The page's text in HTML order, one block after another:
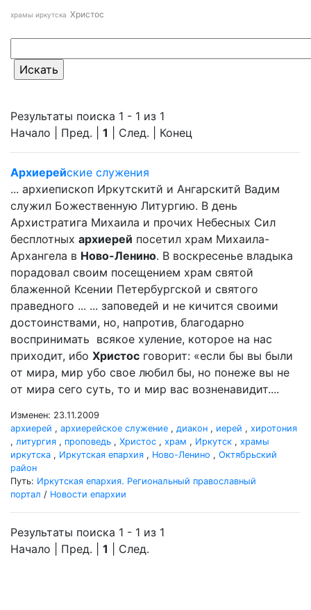
храмы иркутска Христос
Результаты поиска 1 - 1 из 1
Начало | Пред. | 1 | След. | Конец
Архиерейские служения
... архиепископ Иркутскитй и Ангарскитй Вадим
служил Божественную Литургию. В день
Архистратига Михаила и прочих Небесных Сил
бесплотных архиерей посетил храм Михаила-
Архангела в Ново-Ленино. В воскресенье владыка
порадовал своим посещением храм святой
блаженной Ксении Петербургской и святого
праведного ... ... заповедей и не кичится своими
достоинствами, но, напротив, благодарно
воспринимать всякое хуление, которое на нас
приходит, ибо Христос говорит: «если бы вы были
от мира, мир убо свое любил бы, но понеже вы не
от мира сего суть, то и мир вас возненавидит....
Изменен: 23.11.2009
архиерей , архиерейское служение , диакон , иерей , хиротония
, литургия , проповедь , Христос , храм , Иркутск , храмы
иркутска , Иркутская епархия , Ново-Ленино , Октябрьский
район
Путь: Иркутская епархия. Региональный православный
портал / Новости епархии
Результаты поиска 1 - 1 из 1
Начало | Пред. | 1 | След.